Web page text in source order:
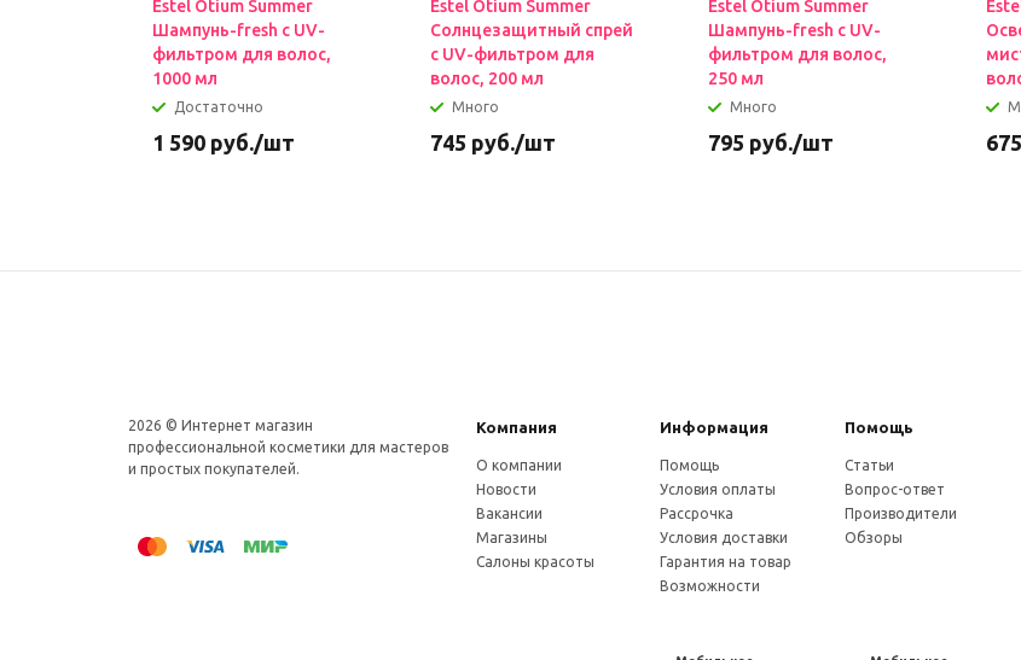
Estel Otium Summer
Шампунь-fresh с UV-
фильтром для волос,
1000 мл
Достаточно
1 590 руб./шт
Estel Otium Summer
Солнцезащитный спрей
с UV-фильтром для
волос, 200 мл
Много
745 руб./шт
Estel Otium Summer
Шампунь-fresh с UV-
фильтром для волос,
250 мл
Много
795 руб./шт 675
2026 © Интернет магазин
профеcсиональной косметики для мастеров
и простых покупателей.
Компания Информация Помощь
О компании
Новости
Вакансии
Магазины
Салоны красоты
Помощь
Условия оплаты
Рассрочка
Условия доставки
Гарантия на товар
Возможности
Статьи
Вопрос-ответ
Производители
Обзоры